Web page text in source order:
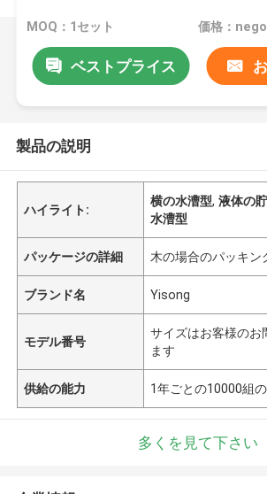
MOQ：1セット 価格：
ベストプライス
製品の説明
ハイライト:
横の水漕型,液体の
水漕型
パッケージの詳細 木の場合のパッキン
ブランド名 Yisong
モデル番号
サイズはお客様のお
ます
供給の能力 1年ごとの10000組
多くを見て下さい